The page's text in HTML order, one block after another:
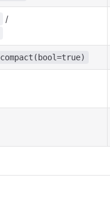
/
compact(bool=true)